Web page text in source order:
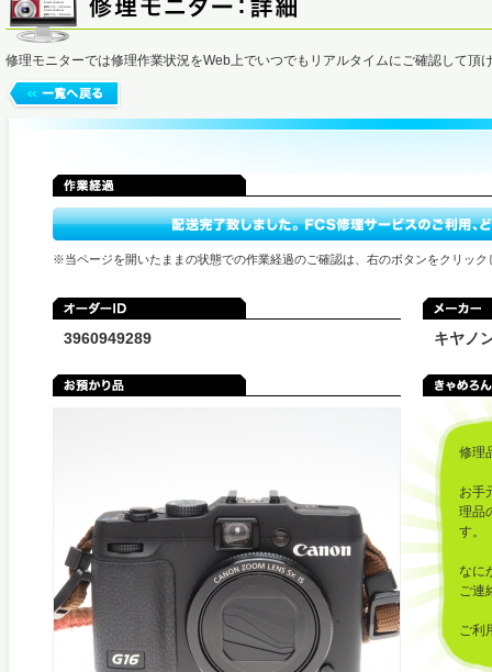
修理モニターでは修理作業状況をWeb上でいつでもリアルタイムにご確認して頂
※当ページを開いたままの状態での作業経過のご確認は、右のボタンをクリック
3960949289 キヤノ
修理
お手
理品
す。
なに
ご連
ご利